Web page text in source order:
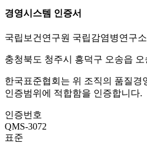
경영시스템 인증서
국립보건연구원 국립감염병연구
충청북도 청주시 흥덕구 오송읍 오
한국표준협회는 위 조직의 품질경
인증범위에 적합함을 인증합니다.
인증번호
QMS-3072
표준